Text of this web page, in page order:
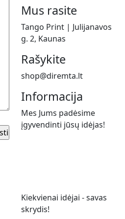
Mus rasite
Tango Print | Julijanavos
g. 2, Kaunas
Rašykite
shop@diremta.lt
Informacija
Mes Jums padėsime
įgyvendinti jūsų idėjas!
Kiekvienai idėjai - savas
skrydis!